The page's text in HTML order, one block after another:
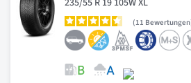
11 Bewertungen